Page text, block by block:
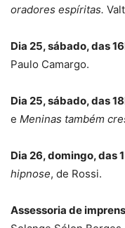
oradores espíritas.
Dia 25, sábado, das
Paulo Camargo.
Dia 25, sábado, das
e Meninas também
Dia 26, domingo, das
hipnose, de Rossi.
Assessoria de